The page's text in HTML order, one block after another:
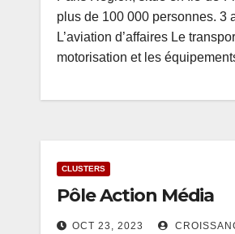
plus de 100 000 personnes. 3
L’aviation d’affaires Le
motorisation et les
CLUSTERS
Pôle Action Média
OCT 23, 2023